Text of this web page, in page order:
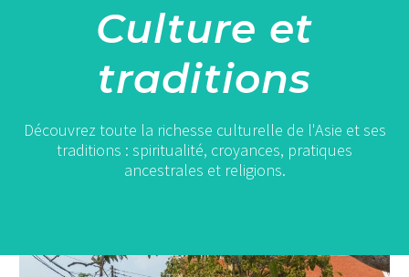
Culture et
traditions
Découvrez toute la richesse culturelle de l'Asie et ses
traditions : spiritualité, croyances, pratiques
ancestrales et religions.